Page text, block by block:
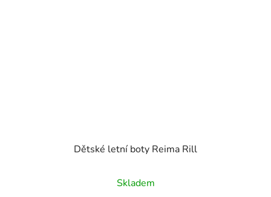
Dětské letní boty Reima Rill
Skladem